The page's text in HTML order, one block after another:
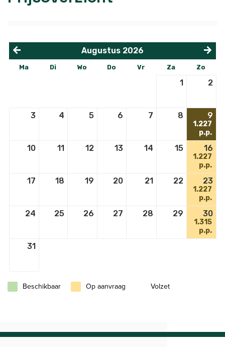
< >
Augustus 2026
Ma Di Wo Do Vr Za Zo
1 2
3 4 5 6 7 8 9
1.227
p.p.
10 11 12 13 14 15 16
1.227
p.p.
17 18 19 20 21 22 23
1.227
p.p.
24 25 26 27 28 29 30
1.315
p.p.
31
Beschikbaar Op aanvraag Volzet